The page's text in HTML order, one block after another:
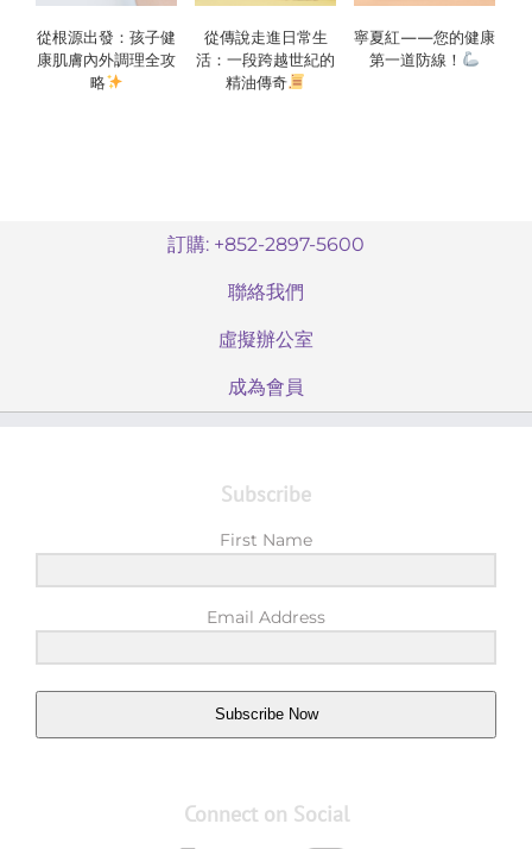
從根源出發：孩子健
康肌膚內外調理全攻
略
從傳說走進日常生
活：一段跨越世紀的
精油傳奇
寧夏紅——您的健康
第一道防線！
訂購: +852-2897-5600
聯絡我們
虛擬辦公室
成為會員
Subscribe
First Name
Email Address
Subscribe Now
Connect on Social